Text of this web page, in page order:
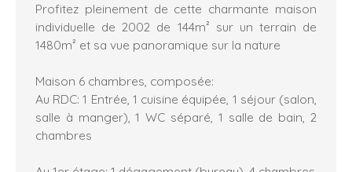
Profitez pleinement de cette charmante maison
individuelle de 2002 de 144m² sur un terrain de
1480m² et sa vue panoramique sur la nature
Maison 6 chambres, composée:
Au RDC: 1 Entrée, 1 cuisine équipée, 1 séjour (salon,
salle à manger), 1 WC séparé, 1 salle de bain, 2
chambres